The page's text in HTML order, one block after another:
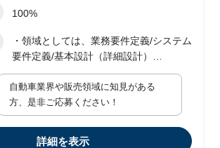
100%
・領域としては、業務要件定義/システム
要件定義/基本設計（詳細設計）
・タスクは、クライアントの営業部門に
対しSAP SDの基本機能を用いた業務改
革を推進するため、Fit&Gapを実施
自動車業界や販売領域に知見がある
方、是非ご応募ください！
詳細を表示